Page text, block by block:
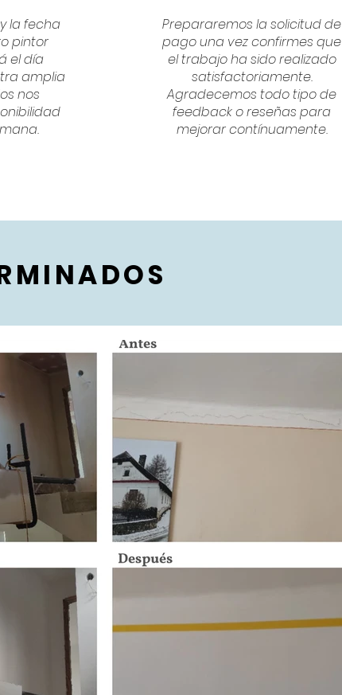
la fecha
pintor
el día
amplia
nos
Prepararemos la solicitud de
pago una vez confirmes que
el trabajo ha sido realizado
satisfactoriamente.
Agradecemos todo tipo de
feedback o reseñas para
mejorar contínuamente.